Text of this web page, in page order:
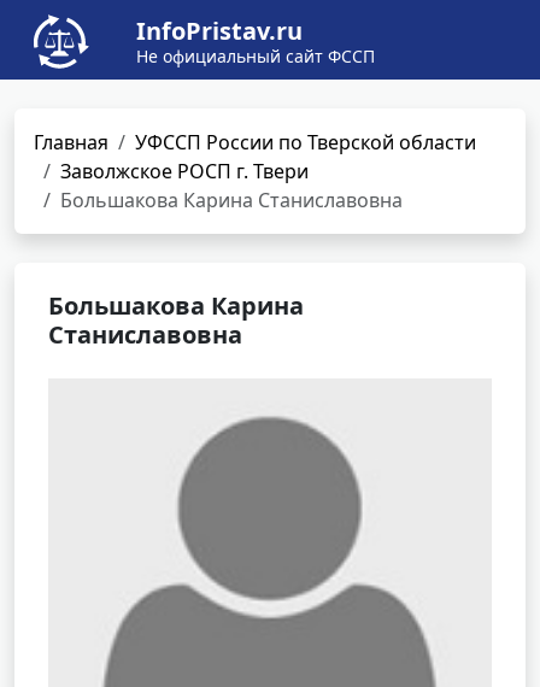
InfoPristav.ru
Не официальный сайт ФССП
Главная
УФССП России по Тверской области
Заволжское РОСП г. Твери
Большакова Карина Станиславовна
Большакова Карина
Станиславовна